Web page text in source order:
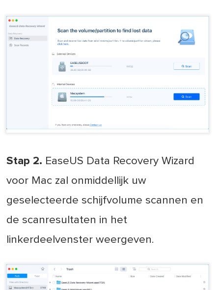
Stap 2. EaseUS Data Recovery Wizard
voor Mac zal onmiddellijk uw
geselecteerde schijfvolume scannen en
de scanresultaten in het
linkerdeelvenster weergeven.